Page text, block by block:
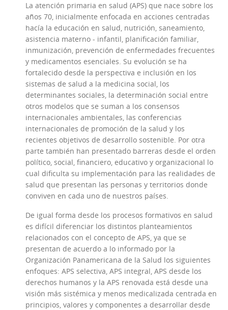
La atención primaria en salud (APS) que nace sobre los
años 70, inicialmente enfocada en acciones centradas
hacía la educación en salud, nutrición, saneamiento,
asistencia materno - infantil, planificación familiar,
inmunización, prevención de enfermedades frecuentes
y medicamentos esenciales. Su evolución se ha
fortalecido desde la perspectiva e inclusión en los
sistemas de salud a la medicina social, los
determinantes sociales, la determinación social entre
otros modelos que se suman a los consensos
internacionales ambientales, las conferencias
internacionales de promoción de la salud y los
recientes objetivos de desarrollo sostenible. Por otra
parte también han presentado barreras desde el orden
político, social, financiero, educativo y organizacional lo
cual dificulta su implementación para las realidades de
salud que presentan las personas y territorios donde
conviven en cada uno de nuestros países.
De igual forma desde los procesos formativos en salud
es difícil diferenciar los distintos planteamientos
relacionados con el concepto de APS, ya que se
presentan de acuerdo a lo informado por la
Organización Panamericana de la Salud los siguientes
enfoques: APS selectiva, APS integral, APS desde los
derechos humanos y la APS renovada está desde una
visión más sistémica y menos medicalizada centrada en
principios, valores y componentes a desarrollar desde